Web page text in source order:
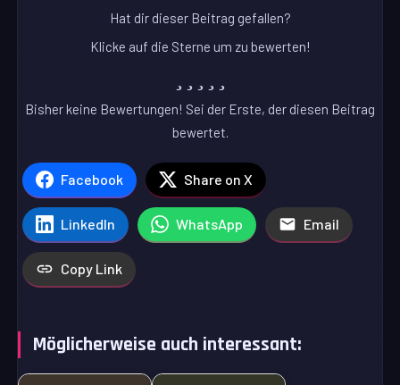
Hat dir dieser Beitrag gefallen?
Klicke auf die Sterne um zu bewerten!
Bisher keine Bewertungen! Sei der Erste, der diesen Beitrag
bewertet.
Facebook Share on X
LinkedIn WhatsApp Email
Copy Link
Möglicherweise auch interessant: